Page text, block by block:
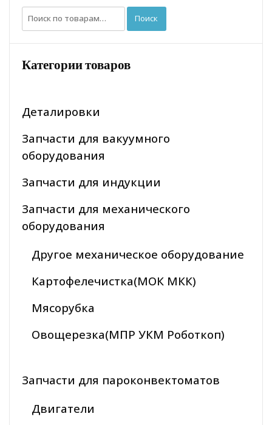
Искать: Поиск
Категории товаров
Деталировки
Запчасти для вакуумного
оборудования
Запчасти для индукции
Запчасти для механического
оборудования
Другое механическое оборудование
Картофелечистка(МОК МКК)
Мясорубка
Овощерезка(МПР УКМ Роботкоп)
Запчасти для пароконвектоматов
Двигатели